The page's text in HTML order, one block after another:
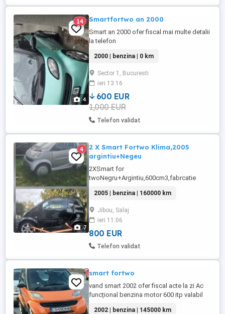
4
14 Smartfortwo an 2000
Smart an 2000 ofer fiscal mai multe detalii
la telefon
2000 | benzina | 0 km
Sector 1, Bucuresti
ieri 13:16
600 EUR
1,000 EUR
Telefon validat
7
4
2 X Smart Fortwo Klima,2005
argintiu+Negeu
2XSmart for
twoNegru+Argintiu,600cm3,fabrcatie
funcționare,ulei schimbat,plăcuțe și
discuri noi,pentru funcționare optima în
următorii 50.000km pot efectua schimb
complet de supape,garnitura de
chiulasa,kit lanț,prețul smarturilor reparate
1600 total Smartul negru are ...
2005 | benzina | 160000 km
Jibou, Salaj
ieri 11:06
800 EUR
Telefon validat
smart fortwo
vand smart 2002 ofer fiscal acte la zi Ac
funcțional benzina motor 600 itp valabil
2002 | benzina | 145000 km